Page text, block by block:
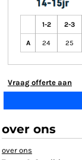
1-2 2-3
A 24 25
Vraag offerte aan
over ons
over ons